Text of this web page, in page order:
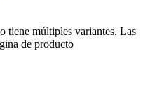
tiene múltiples variantes. Las
de producto